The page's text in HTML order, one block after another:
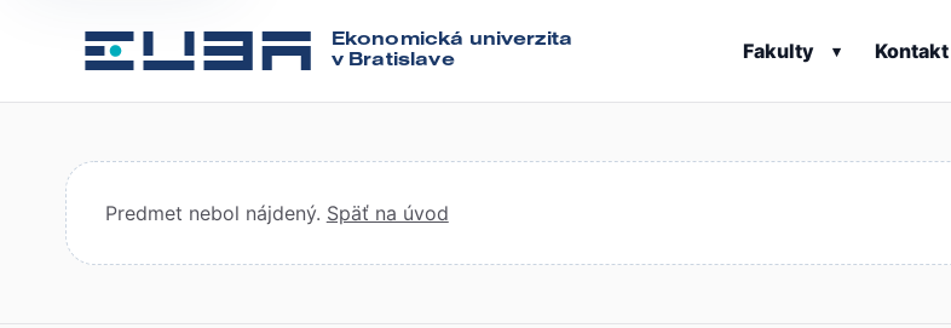
Ekonomická univerzita
v Bratislave
Fakulty ▾ Kontakt
Predmet nebol nájdený. Späť na úvod